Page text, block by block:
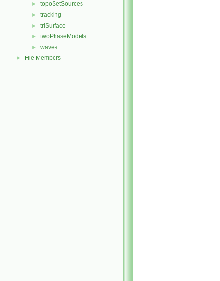
► topoSetSources
► tracking
► triSurface
► twoPhaseModels
► waves
► File Members